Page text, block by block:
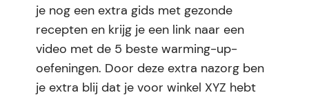
je nog een extra gids met gezonde
recepten en krijg je een link naar een
video met de 5 beste warming-up-
oefeningen. Door deze extra nazorg ben
je extra blij dat je voor winkel XYZ hebt